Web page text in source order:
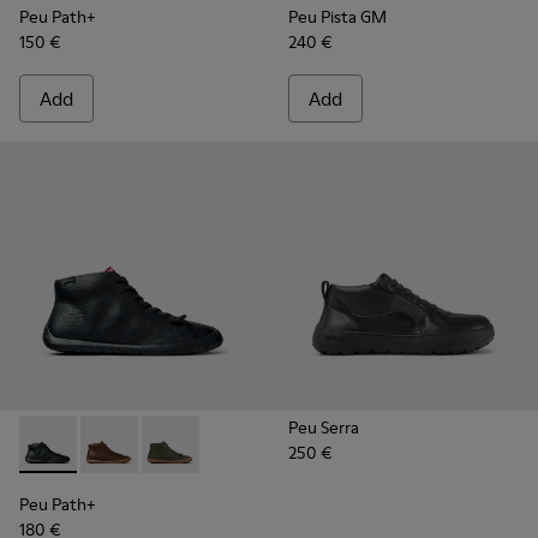
Peu Path+
150 €
Add
Peu Pista GM
240 €
Add
Peu Path+ - K300558-004 - Black Leather Ankle Boots for
Peu Path+ - K300558-005
Peu Path+ - K300558-002
Peu Path+
180 €
Peu Serra
250 €